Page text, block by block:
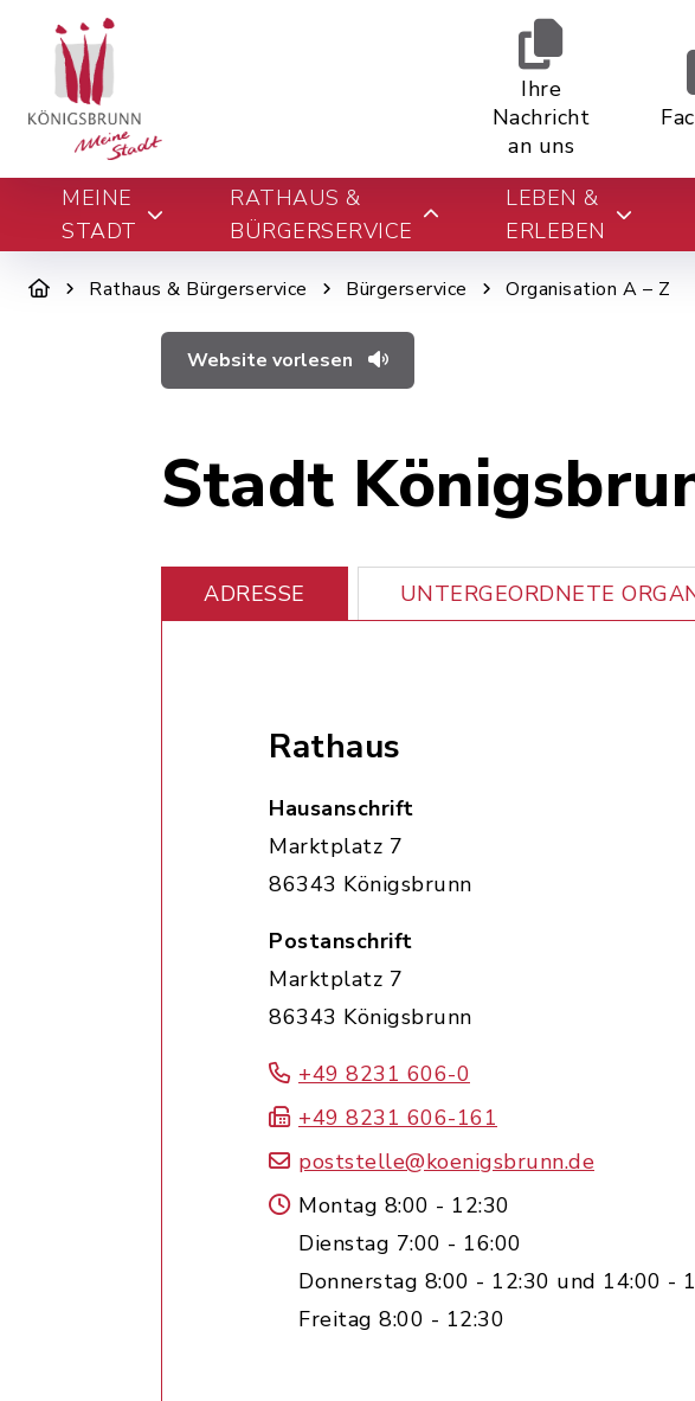
Ihre
Nachricht
an uns
MEINE
STADT
RATHAUS &
BÜRGERSERVICE
LEBEN &
ERLEBEN
Rathaus & Bürgerservice Bürgerservice Organisation A – Z
Website vorlesen
Stadt
ADRESSE UNTERGEORDNETE
Rathaus
Hausanschrift
Marktplatz 7
86343 Königsbrunn
Postanschrift
Marktplatz 7
86343 Königsbrunn
+49 8231 606-0
+49 8231 606-161
poststelle@koenigsbrunn.de
Montag 8:00 - 12:30
Dienstag 7:00 - 16:00
Donnerstag 8:00 - 12:30 und 14:00 -
Freitag 8:00 - 12:30